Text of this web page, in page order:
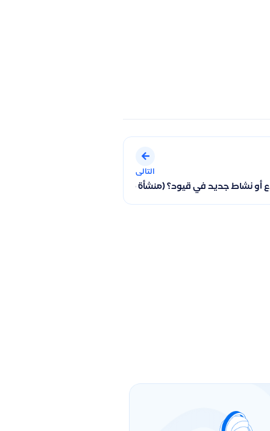
التالى
نشاط جديد في قيود؟ (منشأة مستقلة أم مركز تكلفة )